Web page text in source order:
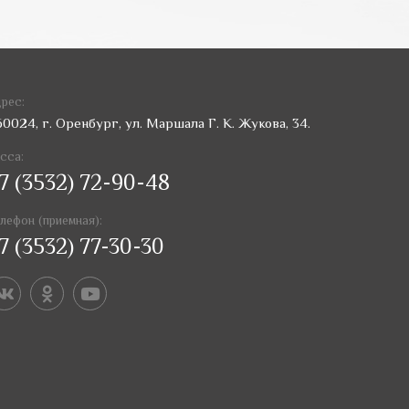
г. Оренбург, ул. Маршала Г. К. Жукова, 34.
(3532) 72-90-48
(приемная):
(3532) 77-30-30